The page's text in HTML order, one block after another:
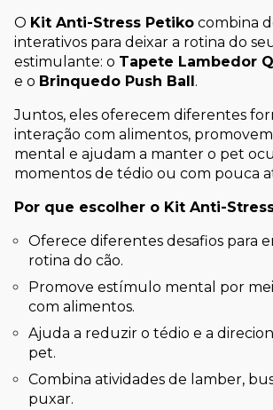
O Kit Anti-Stress Petiko combina
interativos para deixar a rotina do
estimulante: o Tapete Lambedor
e o Brinquedo Push Ball.
Juntos, eles oferecem diferentes
interação com alimentos,
mental e ajudam a manter o pet
momentos de tédio ou com pouca
Por que escolher o Kit Anti-
Oferece diferentes desafios para
rotina do cão.
Promove estímulo mental por
com alimentos.
Ajuda a reduzir o tédio e a
pet.
Combina atividades de lamber,
puxar.